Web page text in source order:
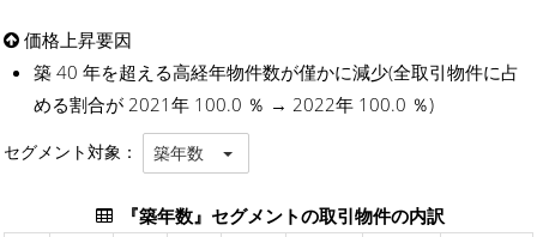
価格上昇要因
築 40 年を超える高経年物件数が僅かに減少(全取引物件に占
める割合が 2021年 100.0 ％ → 2022年 100.0 ％)
セグメント対象： 築年数
『築年数』セグメントの取引物件の内訳